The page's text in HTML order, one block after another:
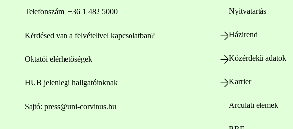
Telefonszám: +36 1 482 5000
Kérdésed van a felvételivel kapcsolatban?
Oktatói elérhetőségek
HUB jelenlegi hallgatóinknak
Sajtó: press@uni-corvinus.hu
Nyitvatartás
Házirend
Közérdekű adatok
Karrier
Arculati elemek